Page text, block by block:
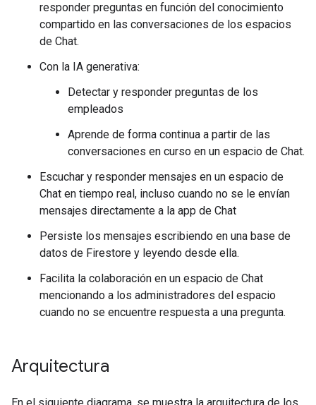
responder preguntas en función del conocimiento
compartido en las conversaciones de los espacios
de Chat.
Con la IA generativa:
Detectar y responder preguntas de los
empleados
Aprende de forma continua a partir de las
conversaciones en curso en un espacio de Chat.
Escuchar y responder mensajes en un espacio de
Chat en tiempo real, incluso cuando no se le envían
mensajes directamente a la app de Chat
Persiste los mensajes escribiendo en una base de
datos de Firestore y leyendo desde ella.
Facilita la colaboración en un espacio de Chat
mencionando a los administradores del espacio
cuando no se encuentre respuesta a una pregunta.
Arquitectura